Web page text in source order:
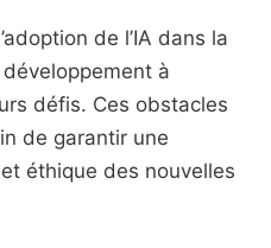
de l’IA dans la
à
défis. Ces obstacles
de garantir une
éthique des nouvelles